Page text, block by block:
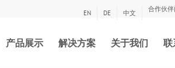
EN DE 中文 合作伙
产品展示 解决方案 关于我们 联